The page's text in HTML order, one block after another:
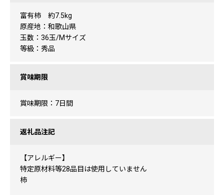
富有柿 約7.5kg
原産地：和歌山県
玉数：36玉/Mサイズ
等級：秀品
賞味期限
賞味期限：7日間
返礼品注記
【アレルギー】
特定原材料等28品目は使用していません
柿